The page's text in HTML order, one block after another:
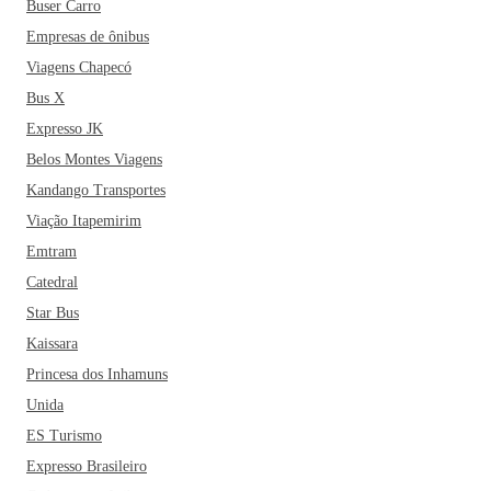
são cercadas de vegetação nativa e poucos
empreendimentos, como a Praia do Matadeiro e a Praia da
Daniela, por exemplo. Parte desse cuidado com a natureza
tem uma explicação: Florianópolis conta com nove unidades
devido ao ecoturismo. Legal, né?
tudo o que o turista quer: uma boa dose de vida noturna,
lugares lindos e boa comida. Praias boas não faltam na Ilha e
algumas bem conhecidas, como Jurerê e Campeche, que
aliam belezas naturais com muita badalação. Cada vez mais
badalação na cidade, tem opções de lazer para todos os
gostos. Conheça o Centro Histórico da cidade, que abriga o
Mercado Público - com os melhores restaurantes da cidade -
, a Casa da Alfândega - com o maior mercado de artesanato
da Ilha - e os Vilarejos Açorianos, que são patrimônio
Buser Carro
Empresas de ônibus
Viagens Chapecó
Bus X
Expresso JK
Belos Montes Viagens
Kandango Transportes
Viação Itapemirim
Emtram
Catedral
Star Bus
Kaissara
Princesa dos Inhamuns
Unida
ES Turismo
Expresso Brasileiro